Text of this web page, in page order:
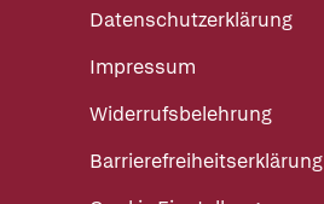
Datenschutzerklärung
Impressum
Widerrufsbelehrung
Barrierefreiheitserklärung